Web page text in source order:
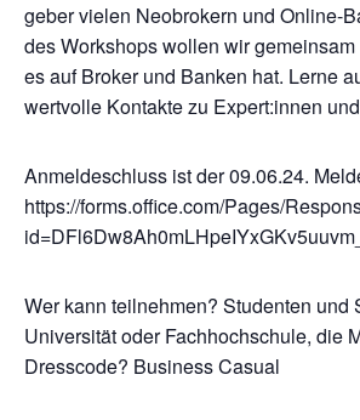
geber vielen Neobrokern und Online-
des Workshops wollen wir
es auf Broker und Banken hat. Lerne
wertvolle Kontakte zu Expert:innen
Anmeldeschluss ist der 09.06.24.
https://forms.office.com/Pages/
Wer kann teilnehmen? Studenten
Universität oder Fachhochschule, die
Dresscode? Business Casual